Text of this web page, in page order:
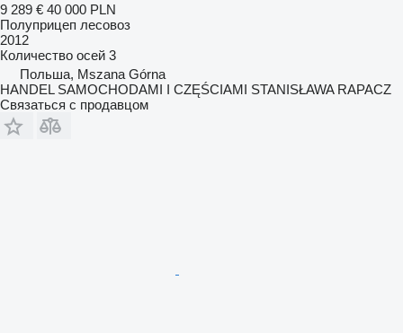
9 289 € 40 000 PLN
Полуприцеп лесовоз
2012
Количество осей 3
Польша, Mszana Górna
HANDEL SAMOCHODAMI I CZĘŚCIAMI STANISŁAWA RAPACZ
Связаться с продавцом